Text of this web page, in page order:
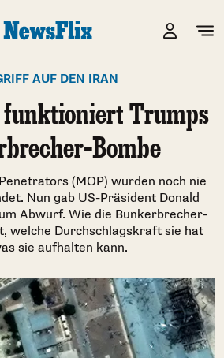
AUF DEN IRAN
funktioniert Trumps
Bombe
(MOP) wurden noch nie
Nun gab US-Präsident Donald
Abwurf. Wie die Bunkerbrecher-
welche Durchschlagskraft sie hat
sie aufhalten kann.